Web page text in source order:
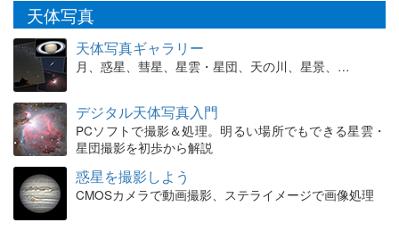
天体写真
天体写真ギャラリー
月、惑星、彗星、星雲・星団、天の川、星景、…
デジタル天体写真入門
PCソフトで撮影＆処理。明るい場所でもできる星雲・
星団撮影を初歩から解説
惑星を撮影しよう
CMOSカメラで動画撮影、ステライメージで画像処理